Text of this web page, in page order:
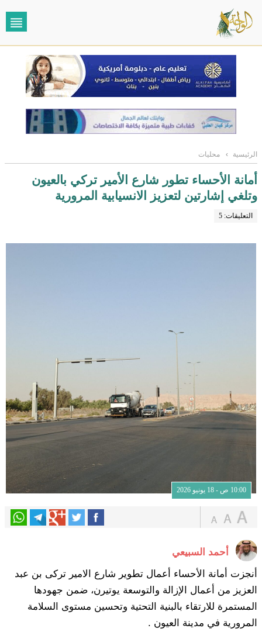
الرئيسية › محليات
أمانة الأحساء تطور شارع الأمير تركي بالعيون
وتلغي إشارتين لتعزيز الانسيابية المرورية
التعليقات: 5
10:00 ص - 18 يونيو 2026
أحمد السبيعي
أنجزت أمانة الأحساء أعمال تطوير شارع الامير تركى بن عبد
العزيز من أعمال الإزالة والتوسعة يوتيرن، ضمن جهودها
المستمرة للارتقاء بالبنية التحتية وتحسين مستوى السلامة
المرورية في مدينة العيون .